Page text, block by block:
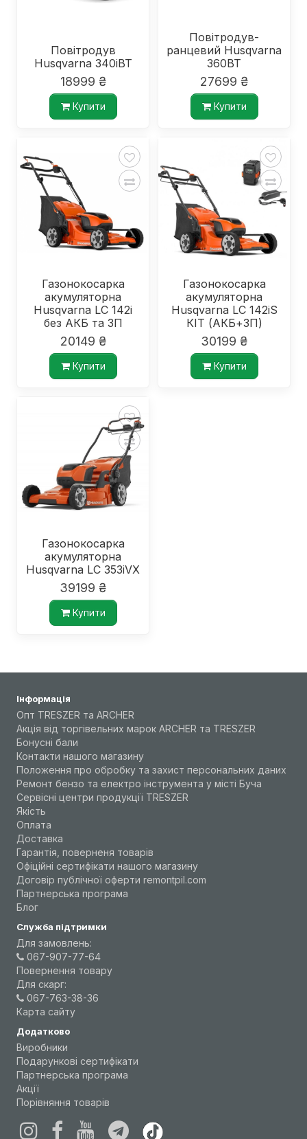
Повітродув
Husqvarna 340iBT
18999 ₴
Купити
Повітродув-
ранцевий Husqvarna
360BT
27699 ₴
Купити
Газонокосарка
акумуляторна
Husqvarna LC 142i
без АКБ та ЗП
20149 ₴
Купити
Газонокосарка
акумуляторна
Husqvarna LC 142iS
КІТ (АКБ+ЗП)
30199 ₴
Купити
Газонокосарка
акумуляторна
Husqvarna LC 353iVX
39199 ₴
Купити
Інформація
Опт TRESZER та ARCHER
Акція від торгівельних марок ARCHER та TRESZER
Бонусні бали
Контакти нашого магазину
Положення про обробку та захист персональних даних
Ремонт бензо та електро інструмента у місті Буча
Сервісні центри продукції TRESZER
Якість
Оплата
Доставка
Гарантія, поверненя товарів
Офіційні сертифікати нашого магазину
Договір публічної оферти remontpil.com
Партнерська програма
Блог
Служба підтримки
Для замовлень:
067-907-77-64
Повернення товару
Для скарг:
067-763-38-36
Карта сайту
Додатково
Виробники
Подарункові сертифікати
Партнерська програма
Акції
Порівняння товарів